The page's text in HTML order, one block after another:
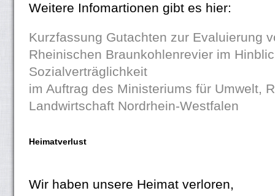
Weitere Infomartionen gibt es hier:
Kurzfassung Gutachten zur Evaluierung
Rheinischen Braunkohlenrevier im
Sozialverträglichkeit
im Auftrag des Ministeriums für Umwelt,
Landwirtschaft Nordrhein-Westfalen
Heimatverlust
Wir haben unsere Heimat verloren,